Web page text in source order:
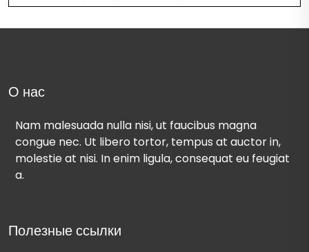
О нас
Nam malesuada nulla nisi, ut faucibus magna
congue nec. Ut libero tortor, tempus at auctor in,
molestie at nisi. In enim ligula, consequat eu feugiat
a.
Полезные ссылки